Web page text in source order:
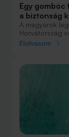
Egy gombóc
a biztonság
A magyarok
Horvátország
júniust
nyaralásnak,
Elolvasom